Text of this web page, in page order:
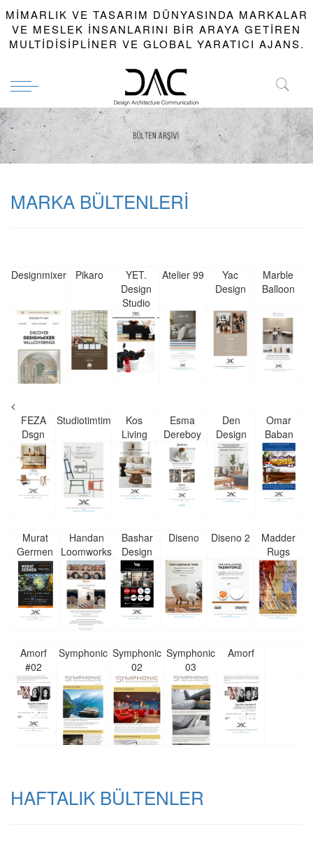
MIMARLIK VE TASARIM DÜNYASINDA MARKALAR
VE MESLEK INSANLARINI BIR ARAYA GETIREN
MULTIDISIPLINER VE GLOBAL YARATICI AJANS.
MARKA BÜLTENLERİ
Designmixer Pikaro
YET.
Design
Studio
Atelier 99
Yac
Design
Marble
Balloon
<
FEZA
Dsgn
Studiotimtim
Kos
Living
Esma
Dereboy
Den
Design
Omar
Baban
Murat
Germen
Handan
Loomworks
Bashar
Design
Diseno Diseno 2
Madder
Rugs
Amorf
#02
Symphonic Symphonic
02
Symphonic
03
Amorf
HAFTALIK BÜLTENLER